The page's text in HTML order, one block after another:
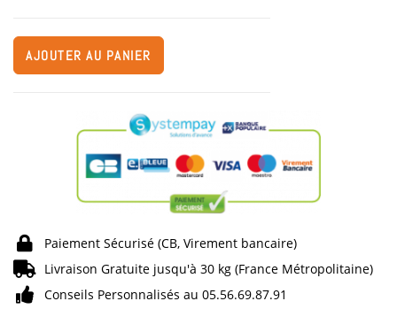
AJOUTER AU PANIER
Paiement Sécurisé (CB, Virement bancaire)
Livraison Gratuite jusqu'à 30 kg (France Métropolitaine)
Conseils Personnalisés au 05.56.69.87.91